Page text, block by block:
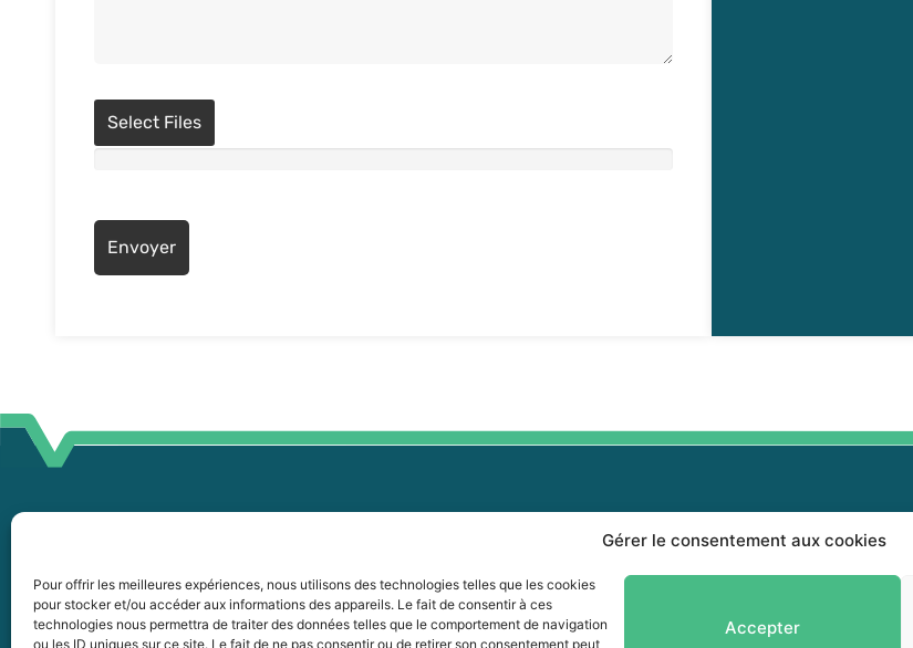
Gérer le consentement aux cookies
Pour offrir les meilleures expériences, nous utilisons des technologies telles que les cookies
pour stocker et/ou accéder aux informations des appareils. Le fait de consentir à ces
technologies nous permettra de traiter des données telles que le comportement de navigation
ou les ID uniques sur ce site. Le fait de ne pas consentir ou de retirer son consentement peut
Accepter
Select Files
McMasterville (Québec)
J3G 0B7
450 464-3827
info@mrcvr.ca
Séances du Conseil